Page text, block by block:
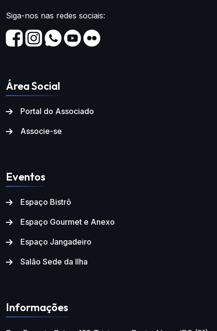
Siga-nos nas redes sociais:
Área Social
Portal do Associado
Associe-se
Eventos
Espaço Bistrô
Espaço Gourmet e Anexo
Espaço Jangadeiro
Salão Sede da Ilha
Informações